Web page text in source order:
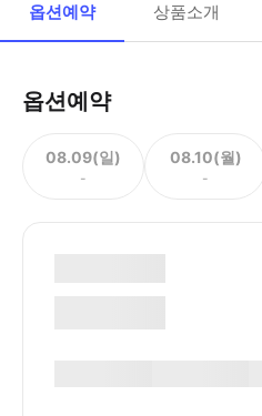
옵션예약 상품소개
옵션예약
08.09(일)
-
08.10(월)
-